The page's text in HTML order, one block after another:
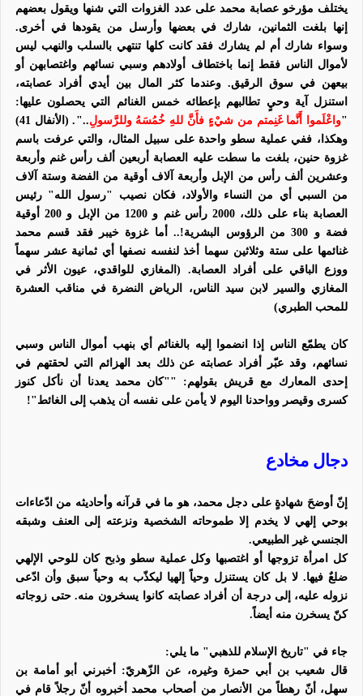
يختلف مؤرخو عصابة محمد على عدد الغزوات التي شنها ويقول بعضهم
إنها بلغت الثمانين، شارك في بعضها وأرسل من يقودها في أخرى.
وسواء شارك أم لم يشارك فقد كانت كلها تنتهي بالسلب والنهب ليس
لأموال الناس فقط إنما باختطاف أولادهم وسبي نسائهم واغتصابهن أو
بيعهن في سوق الرقيق. وعندما كثر المال بين أيدي أفراد عصابته،
استنزل آية وحيٍ تطالبهم بإعطائه خمس الغنائم التي يحصلون عليها:
"واعْلَموا أَنَّما غَنِمتم من شيْءٍ فأَنَّ للهِ خُمُسَهُ وللرَّسولِ.."
. (الأنفال 41)
وهكذا، ففي عملية سطو واحدة على سبيل المثال، والتي عرفت باسم
غزوة حنين، بلغت ما سطت عليه العصابة أربعين ألف رأس غنم وأربعة
وعشرين ألف رأس من الإبل وأربعة آلاف أوقية من الفضة وستة آلاف
من السبي أي من النساء والأولاد، فكان نصيب "رسول الله" رئيس
العصابة بناء على ذلك، 2000 رأس غنم و 1200 من الإبل و 200 أوقية
فضة و 300 من الرؤوس البشرية!.. أما غزوة خيبر فقد قسم محمد
غنائمها على ستة وثلاثين سهما أخذ لنفسه نصفها أي ثمانية عشر سهماً
ووزع الباقي على أفراد العصابة. (المغازي للواقدي، عيون الأثر في
المغازي والسير لابن سيد الناس، الرياض النضرة في مناقب العشرة
للمحب الطبري)
كان يطمّع الناس إذا انضموا إليه بالغنائم أي بنهب أموال الناس وسبي
نسائهم، وقد عبّر أفراد عصابته عن ذلك بعد الهزائم التي لحقتهم في
إحدى المعارك مع قريش بقولهم: ""كان محمد يعدنا أن نأكل كنوز
كسرى وقيصر وواحدنا اليوم لا يأمن على نفسه أن يذهب إلى الغائط"!
دجال مخادع
إنّ أوضحَ شهادةٍ على دجل محمد، هو ما في قرآنه وأحاديثه من ادّعاءات
بوحي إلهي لا يخدم إلا طموحاته الشخصية ونزعته إلى العنف وشبقه
الجنسي غير الطبيعي.
كل امرأة تزوجها أو اغتصبها وكل عملية سطو وذبح كان للوحي الإلهي
ضلعٌ فيها. لا بل كان يستنزل وحياً إلهيا ليكذّب به وحياً سبق وأن ادّعى
نزوله عليه، إلى درجة أن أفراد عصابته كانوا يسخرون منه. حتى زوجاته
كنّ يسخرن منه أيضاً.
جاء في "تاريخ الإسلام للذهبي" ما يلي:
قال شعيب بن أبي حمزة وغيره، عن الزّهريّ: أخبرني أبو أمامة بن
سهل، أنّ رهطاً من الأنصار من أصحاب محمد أخبروه أنّ رجلاً قام في